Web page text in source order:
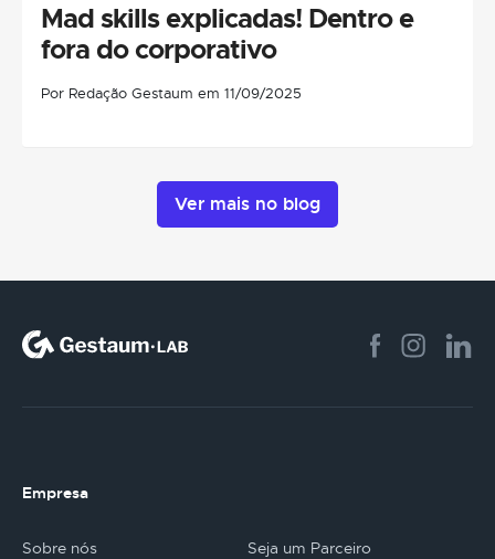
Mad skills explicadas! Dentro e
fora do corporativo
Por Redação Gestaum em 11/09/2025
Ver mais no blog
Empresa
Sobre nós Seja um Parceiro